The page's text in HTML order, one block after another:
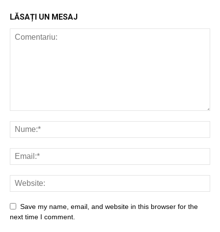
LĂSAȚI UN MESAJ
Save my name, email, and website in this browser for the
next time I comment.